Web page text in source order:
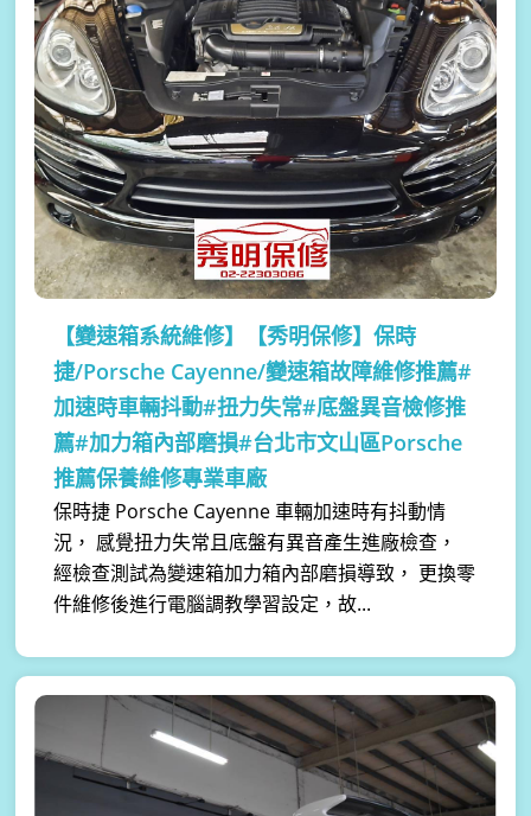
【變速箱系統維修】
【秀明保修】保時
捷/Porsche Cayenne/變速箱故障維修推薦#
加速時車輛抖動#扭力失常#底盤異音檢修推
薦#加力箱內部磨損#台北市文山區Porsche
推薦保養維修專業車廠
保時捷 Porsche Cayenne 車輛加速時有抖動情
況， 感覺扭力失常且底盤有異音產生進廠檢查，
經檢查測試為變速箱加力箱內部磨損導致， 更換零
件維修後進行電腦調教學習設定，故...